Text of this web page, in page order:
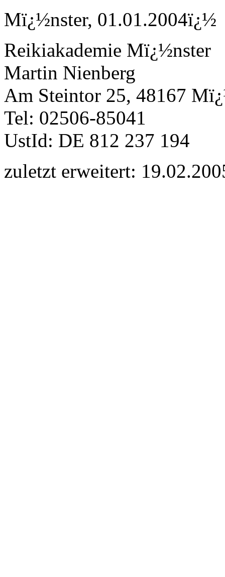
Mï¿½nster, 01.01.2004ï¿½
Reikiakademie Mï¿½nster
Martin Nienberg
Am Steintor 25, 48167
Tel: 02506-85041
UstId: DE 812 237 194
zuletzt erweitert: